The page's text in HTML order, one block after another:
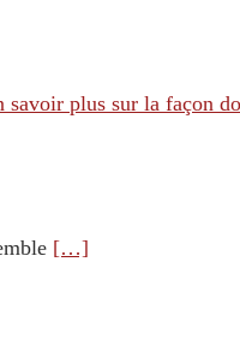
savoir plus sur la façon
[…]